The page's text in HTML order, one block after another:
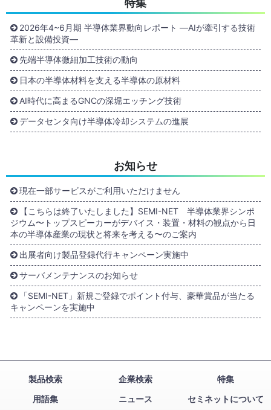
特集
2026年4~6月期 半導体業界動向レポート ―AIが牽引する技術
革新と設備投資―
先端半導体微細加工技術の動向
日本の半導体材料を支える半導体の原材料
AI時代に高まるGNCの深堀エッチング技術
データセンタ向け半導体冷却システムの進展
お知らせ
現在一部サービスがご利用いただけません
【こちらは終了いたしました】SEMI-NET 半導体業界シンポ
ジウム〜トップスピーカーがデバイス・装置・材料の観点から日
本の半導体産業の現状と将来を考える〜のご案内
出展者向け製品登録代行キャンペーン実施中
サーバメンテナンスのお知らせ
「SEMI-NET」新規ご登録でポイント付与、豪華賞品が当たる
キャンペーンを実施中
製品検索 企業検索
特集
用語集
ニュース セミネットについて